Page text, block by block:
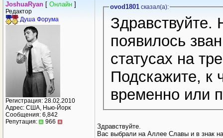
JoshuaRyan [ Онлайн ]
Редактор
Душа Форума
Регистрация: 28.02.2010
Адрес: США, Нью-Йорк
Сообщения: 6,842
Репутация:
966
ovod1801сказал(a):
Здравствуйте.
появилось
статусах на
Подскажите, к
временно или
Здравствуйте.
Вас выбрали на Аллее Славы и в знак